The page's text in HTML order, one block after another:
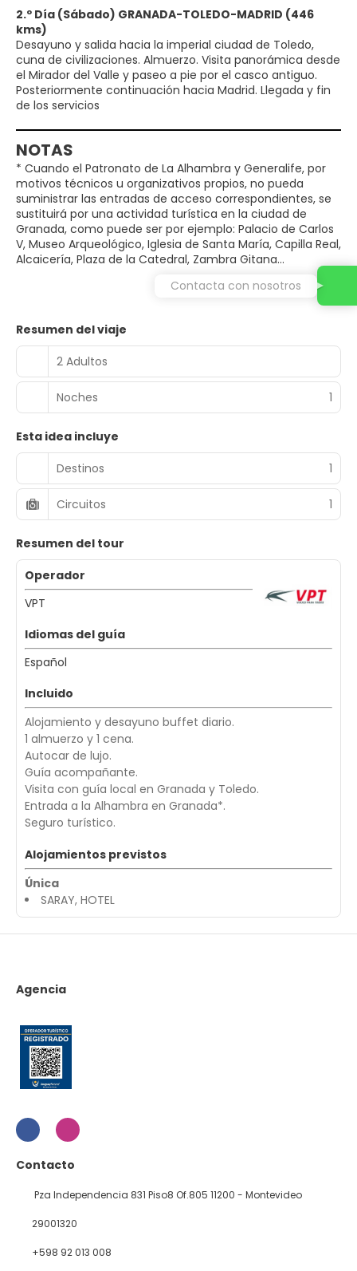
2.º Día (Sábado) GRANADA-TOLEDO-MADRID (446
kms)
Desayuno y salida hacia la imperial ciudad de Toledo,
cuna de civilizaciones. Almuerzo. Visita panorámica desde
el Mirador del Valle y paseo a pie por el casco antiguo.
Posteriormente continuación hacia Madrid. Llegada y fin
de los servicios
NOTAS
* Cuando el Patronato de La Alhambra y Generalife, por
motivos técnicos u organizativos propios, no pueda
suministrar las entradas de acceso correspondientes, se
sustituirá por una actividad turística en la ciudad de
Granada, como puede ser por ejemplo: Palacio de Carlos
V, Museo Arqueológico, Iglesia de Santa María, Capilla Real,
Alcaicería, Plaza de la Catedral, Zambra Gitana…
Resumen del viaje
2 Adultos
Noches 1
Esta idea incluye
Destinos
1
Circuitos 1
Resumen del tour
Operador
VPT
Idiomas del guía
Español
Incluido
Alojamiento y desayuno buffet diario.
1 almuerzo y 1 cena.
Autocar de lujo.
Guía acompañante.
Visita con guía local en Granada y Toledo.
Entrada a la Alhambra en Granada*.
Seguro turístico.
Alojamientos previstos
Única
SARAY, HOTEL
Agencia
Contacto
Pza Independencia 831 Piso8 Of.805 11200 - Montevideo
29001320
+598 92 013 008
Contacta con nosotros